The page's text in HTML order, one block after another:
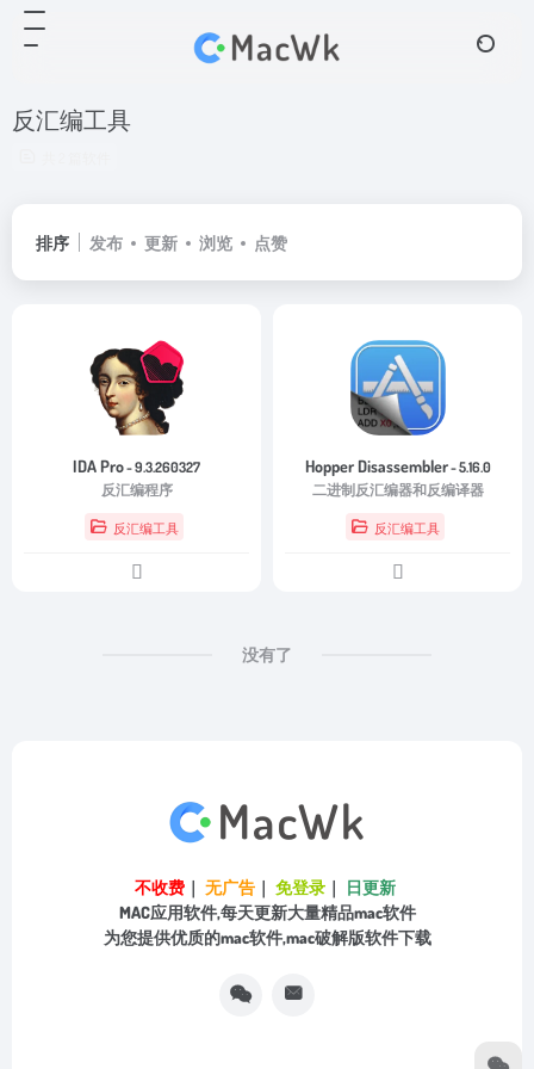
反汇编工具
排序 发布 更新 浏览 点赞
IDA Pro- 9.3.260327
反汇编程序
反汇编工具
Hopper Disassembler- 5.16.0
二进制反汇编器和反编译器
反汇编工具
没有了
不收费 ｜ 无广告 ｜ 免登录 ｜
日更新
MAC应用软件,每天更新大量精品mac软件
为您提供优质的mac软件,mac破解版软件下载